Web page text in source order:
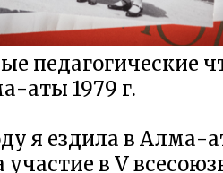
педагогические
аты 1979 г.
я ездила в Алма-
в V